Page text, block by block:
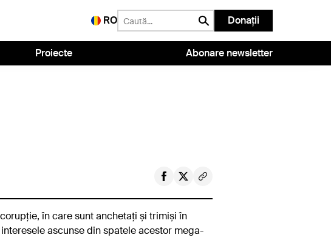
RO Donații
Proiecte Abonare newsletter
în care sunt anchetați și trimiși în
ascunse din spatele acestor mega-